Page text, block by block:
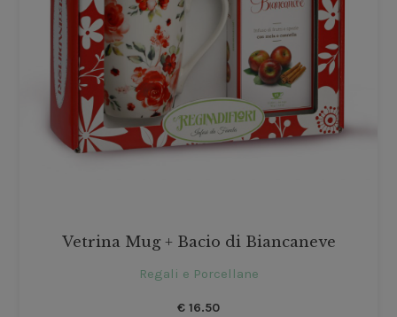
Vetrina Mug + Bacio di Biancaneve
Regali e Porcellane
€ 16.50